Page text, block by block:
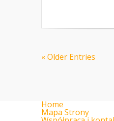
« Older Entries
Home
Mapa Strony